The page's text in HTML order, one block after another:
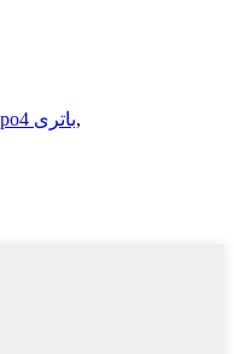
باتری ذخیره انرژی خورشیدی Lifepo4 باتری,